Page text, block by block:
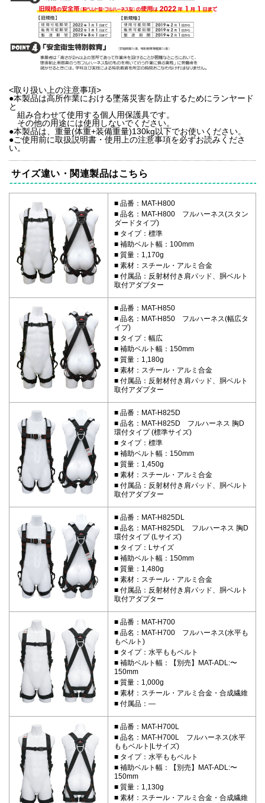
<取り扱い上の注意事項>
●本製品は高所作業における墜落災害を防止するためにランヤード
と
組み合わせて使用する個人用保護具です。
その他の用途には使用しないでください。
●本製品は、重量(体重+装備重量)130kg以下でお使いください。
●ご使用前に取扱説明書・使用上の注意事項を必ずお読みくださ
い。
サイズ違い・関連製品はこちら
品番：MAT-H800
品名：MAT-H800 フルハーネス(スタン
ダードタイプ)
タイプ：標準
補助ベルト幅：100mm
質量：1,170g
素材：スチール・アルミ合金
付属品：反射材付き肩パッド、胴ベルト
取付アダプター
品番：MAT-H850
品名：MAT-H850 フルハーネス(幅広タ
イプ)
タイプ：幅広
補助ベルト幅：150mm
質量：1,180g
素材：スチール・アルミ合金
付属品：反射材付き肩パッド、胴ベルト
取付アダプター
品番：MAT-H825D
品名：MAT-H825D フルハーネス 胸D
環付タイプ (標準サイズ)
タイプ：標準
補助ベルト幅：150mm
質量：1,450g
素材：スチール・アルミ合金
付属品：反射材付き肩パッド、胴ベルト
取付アダプター
品番：MAT-H825DL
品名：MAT-H825DL フルハーネス 胸D
環付タイプ (Lサイズ)
タイプ：Lサイズ
補助ベルト幅：150mm
質量：1,480g
素材：スチール・アルミ合金
付属品：反射材付き肩パッド、胴ベルト
取付アダプター
品番：MAT-H700
品名：MAT-H700 フルハーネス(水平も
もベルト)
タイプ：水平ももベルト
補助ベルト幅：【別売】MAT-ADL:〜
150mm
質量：1,000g
素材：スチール・アルミ合金・合成繊維
付属品：―
品番：MAT-H700L
品名：MAT-H700L フルハーネス(水平
ももベルト|Lサイズ)
タイプ：水平ももベルト
補助ベルト幅：【別売】MAT-ADL:〜
150mm
質量：1,130g
素材：スチール・アルミ合金・合成繊維